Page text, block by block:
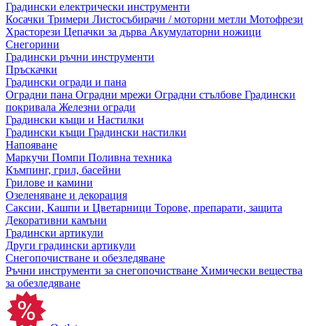
Градински електрически инструменти
Косачки Тримери Листосъбирачи / моторни метли Мотофрези
Храсторези Цепачки за дърва Акумулаторни ножици
Снегорини
Градински ръчни инструменти
Пръскачки
Градински огради и пана
Оградни пана Оградни мрежи Оградни стълбове Градински
покривала Железни огради
Градински къщи и Настилки
Градински къщи Градински настилки
Напояване
Маркучи Помпи Поливна техника
Къмпинг, грил, басейни
Грилове и камини
Озеленяване и декорация
Саксии, Кашпи и Цветарници Торове, препарати, защита
Декоративни камъни
Градински артикули
Други градински артикули
Снегопочистване и обезледяване
Ръчни инструменти за снегопочистване Химически вещества
за обезледяване